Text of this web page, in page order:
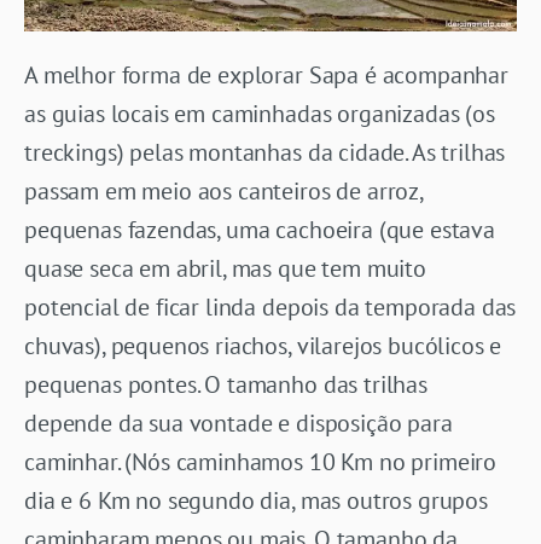
A melhor forma de explorar Sapa é acompanhar
as guias locais em caminhadas organizadas (os
treckings) pelas montanhas da cidade. As trilhas
passam em meio aos canteiros de arroz,
pequenas fazendas, uma cachoeira (que estava
quase seca em abril, mas que tem muito
potencial de ficar linda depois da temporada das
chuvas), pequenos riachos, vilarejos bucólicos e
pequenas pontes. O tamanho das trilhas
depende da sua vontade e disposição para
caminhar. (Nós caminhamos 10 Km no primeiro
dia e 6 Km no segundo dia, mas outros grupos